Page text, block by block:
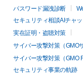
パスワード漏洩診断
セキュリティ相談AIチャッ
実在証明・盗聴対策
サイバー攻撃対策（GMO
サイバー攻撃対策（GMO
セキュリティ事業の軌跡